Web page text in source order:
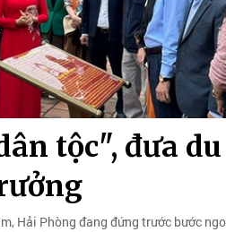
tộc", đưa
Hải Phòng đang đứng trước bước